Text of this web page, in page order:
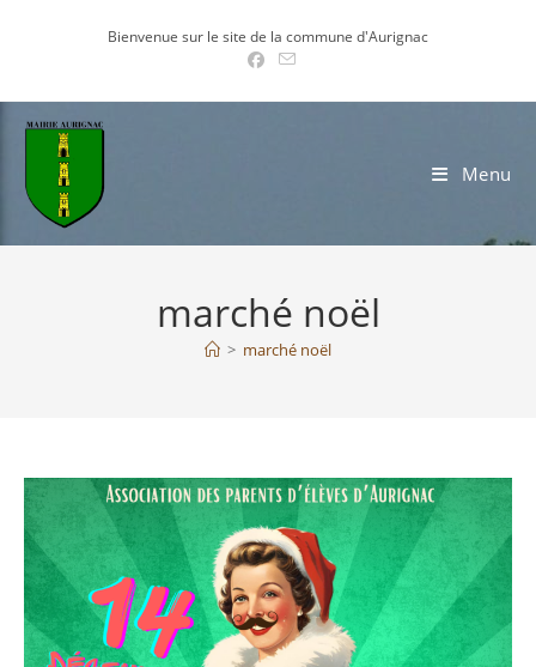
Bienvenue sur le site de la commune d'Aurignac
Menu
marché noël
> marché noël